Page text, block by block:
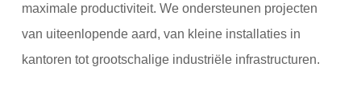
maximale productiviteit. We ondersteunen projecten
van uiteenlopende aard, van kleine installaties in
kantoren tot grootschalige industriële infrastructuren.